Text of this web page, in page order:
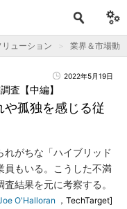
ューション 業界＆市場動
2022年5月19日
や孤独を感じる従
査【中編】
がちな「ハイブリッド
員もいる。こうした不満
結果を元に考察する。
O'Halloran ，TechTarget]